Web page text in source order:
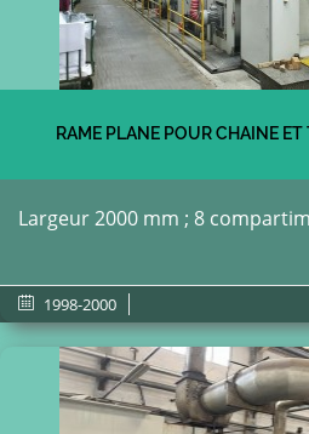
RAME PLANE POUR CHAINE
Largeur 2000 mm ; 8
1998-2000